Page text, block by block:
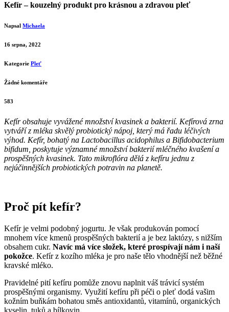
Kefír – kouzelný produkt pro krásnou a zdravou pleť
Napsal Michaela
16 srpna, 2022
Kategorie Pleť
Žádné komentáře
583
Kefír obsahuje vyvážené množství kvasinek a bakterií. Kefírová zrna
vytváří z mléka skvělý probiotický nápoj, který má řadu léčivých
výhod. Kefír, bohatý na Lactobacillus acidophilus a Bifidobacterium
bifidum, poskytuje významné množství bakterií mléčného kvašení a
prospěšných kvasinek. Tato mikroflóra dělá z kefíru jednu z
nejúčinnějších probiotických potravin na planetě.
Proč pít kefír?
Kefír je velmi podobný jogurtu. Je však produkován pomocí
mnohem více kmenů prospěšných bakterií a je bez laktózy, s nižším
obsahem cukr. Navíc má více složek, které prospívají nám i naší
pokožce. Kefír z kozího mléka je pro naše tělo vhodnější než běžné
kravské mléko.
Pravidelné pití kefíru pomůže znovu naplnit váš trávicí systém
prospěšnými organismy. Využití kefíru při péči o pleť dodá vašim
kožním buňkám bohatou směs antioxidantů, vitamínů, organických
kyselin, tuků a bílkovin.